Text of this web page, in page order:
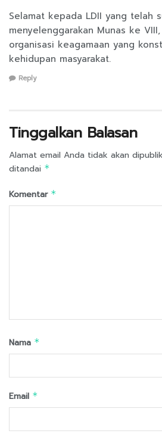
Selamat kepada LDII yang telah
menyelenggarakan Munas ke
organisasi keagamaan yang
kehidupan masyarakat.
Reply
Tinggalkan Balasan
Alamat email Anda tidak akan
ditandai *
Komentar *
Nama *
Email *